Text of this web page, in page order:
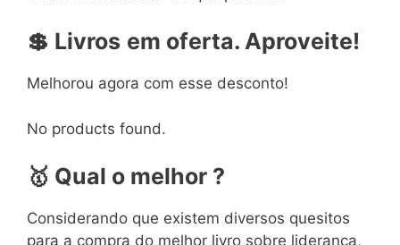
💲 Livros em oferta. Aproveite!
Melhorou agora com esse desconto!
No products found.
🥇 Qual o melhor ?
Considerando que existem diversos quesitos
para a compra do melhor livro sobre liderança,